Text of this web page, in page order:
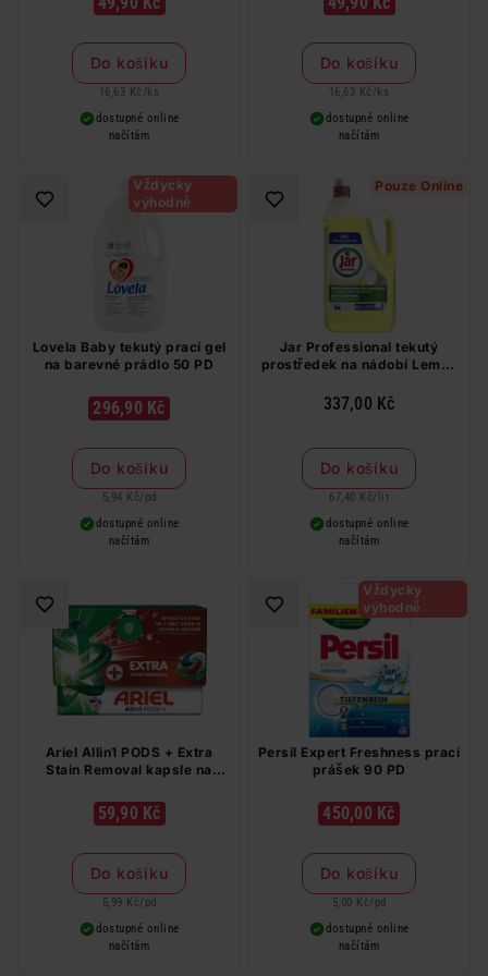
Do košíku
16,63 Kč / ks
dostupné online
načítám
Do košíku
16,63 Kč / ks
dostupné online
načítám
Vždycky
výhodně
Lovela Baby tekutý prací gel
na barevné prádlo 50 PD
296,90 Kč
Do košíku
5,94 Kč/ pd
dostupné online
načítám
Pouze Online
Jar Professional tekutý
prostředek na nádobí Lemon
337,00 Kč
Do košíku
67,40 Kč/ lit
dostupné online
načítám
Ariel Allin1 PODS + Extra
Stain Removal kapsle na
59,90 Kč
Do košíku
5,99 Kč/ pd
dostupné online
načítám
Vždycky
výhodně
Persil Expert Freshness prací
prášek 90 PD
450,00 Kč
Do košíku
5,00 Kč/ pd
dostupné online
načítám